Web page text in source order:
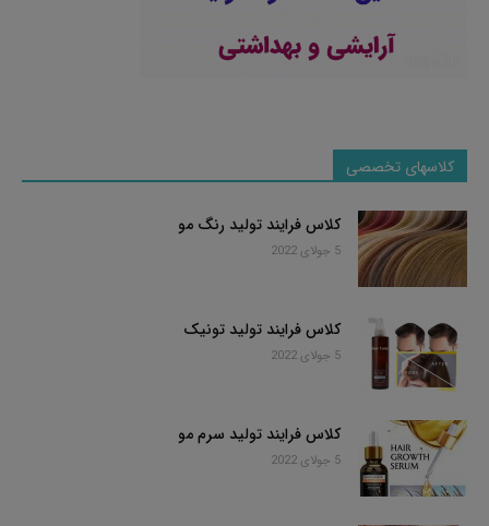
کلاسهای تخصصی
کلاس فرایند تولید رنگ مو
5 جولای 2022
کلاس فرایند تولید تونیک
5 جولای 2022
کلاس فرایند تولید سرم مو
5 جولای 2022